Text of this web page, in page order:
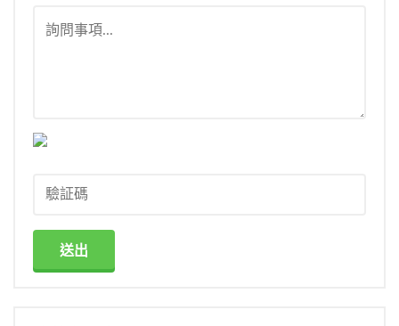
送出